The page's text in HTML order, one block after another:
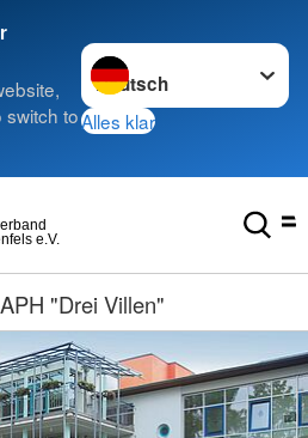
to
Sprache wechseln zu
Alles klar
e.V.
DRK-APH "Drei Villen"